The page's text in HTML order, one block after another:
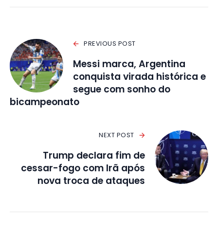
PREVIOUS POST
Messi marca, Argentina
conquista virada histórica e
segue com sonho do
bicampeonato
NEXT POST
Trump declara fim de
cessar-fogo com Irã após
nova troca de ataques